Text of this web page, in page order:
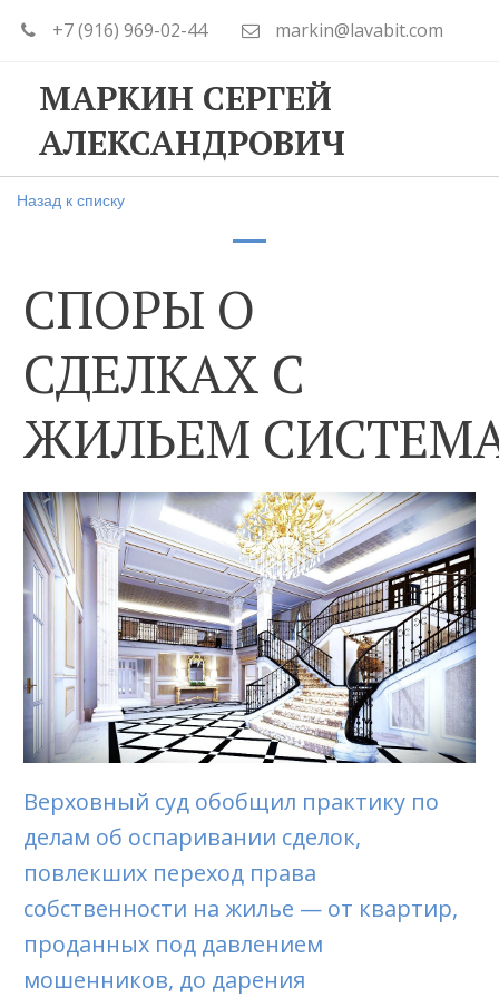
+7 (916) 969-02-44 markin@lavabit.com
МАРКИН СЕРГЕЙ
АЛЕКСАНДРОВИЧ
Назад к списку
СПОРЫ О
СДЕЛКАХ С
ЖИЛЬЕМ
Верховный суд обобщил практику по
делам об оспаривании сделок,
повлекших переход права
собственности на жилье — от квартир,
проданных под давлением
мошенников, до дарения